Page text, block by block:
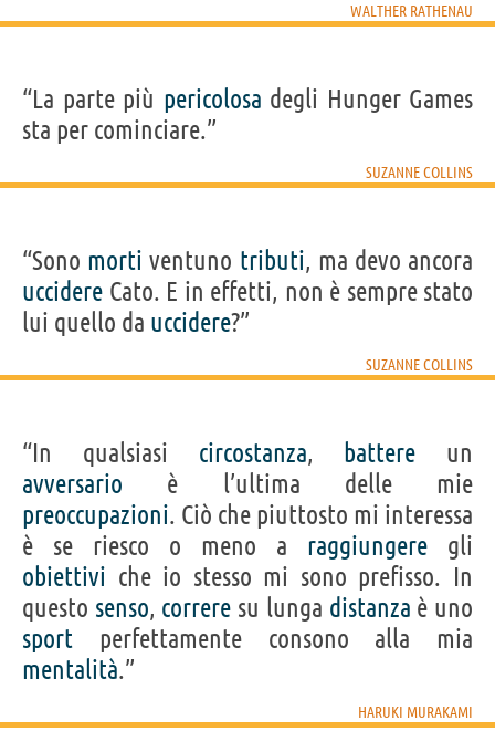
WALTHER RATHENAU
“La parte più pericolosa degli Hunger Games
sta per cominciare.”
SUZANNE COLLINS
“Sono morti ventuno tributi, ma devo ancora
uccidere Cato. E in effetti, non è sempre stato
lui quello da uccidere?”
SUZANNE COLLINS
“In qualsiasi circostanza, battere un
avversario è l’ultima delle mie
preoccupazioni. Ciò che piuttosto mi interessa
è se riesco o meno a raggiungere gli
obiettivi che io stesso mi sono prefisso. In
questo senso, correre su lunga distanza è uno
sport perfettamente consono alla mia
mentalità.”
HARUKI MURAKAMI